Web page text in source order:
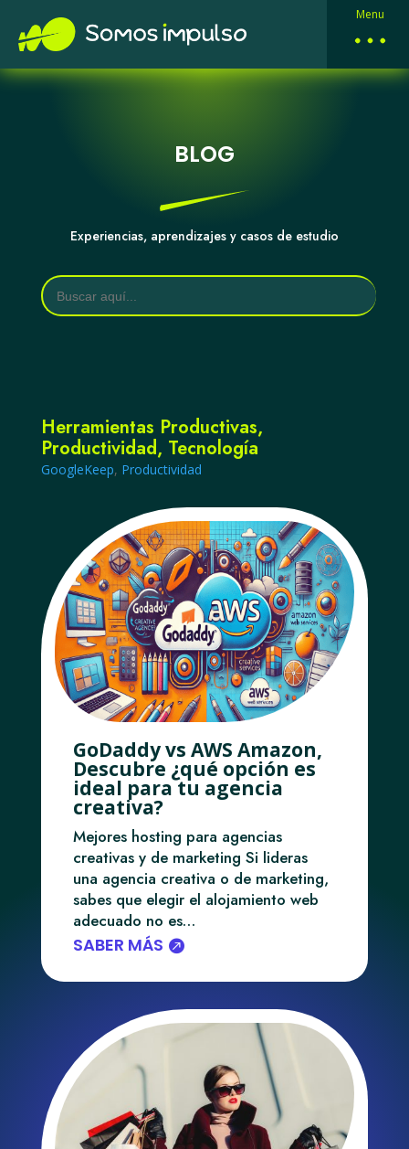
Menu
BLOG
Experiencias, aprendizajes y casos de estudio
Buscar:
Herramientas Productivas,
Productividad, Tecnología
GoogleKeep, Productividad
GoDaddy vs AWS Amazon,
Descubre ¿qué opción es
ideal para tu agencia
creativa?
Mejores hosting para agencias
creativas y de marketing Si lideras
una agencia creativa o de marketing,
sabes que elegir el alojamiento web
adecuado no es…
SABER MÁS